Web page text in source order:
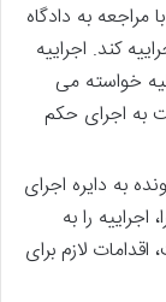
مراجعه به دادگاه
کند. اجراییه
خواسته می
۱۰ روز) نسبت به اجرای حکم
به دایره اجرای
را به
لازم برای